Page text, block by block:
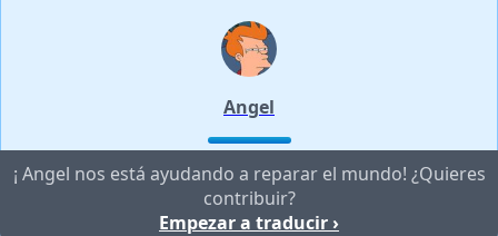
Angel
¡ Angel nos está ayudando a reparar el mundo! ¿Quieres
contribuir?
Empezar a traducir ›